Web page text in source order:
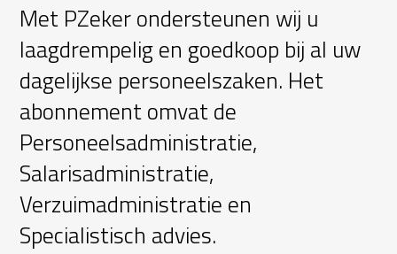
Met PZeker ondersteunen wij u
laagdrempelig en goedkoop bij al uw
dagelijkse personeelszaken. Het
abonnement omvat de
Personeelsadministratie,
Salarisadministratie,
Verzuimadministratie en
Specialistisch advies.